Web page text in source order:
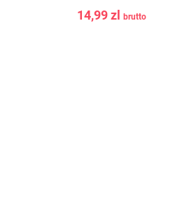
SPRING
SPRING, SUMMER,
AUTUMN, ORIGINAL
14,99 zl brutto